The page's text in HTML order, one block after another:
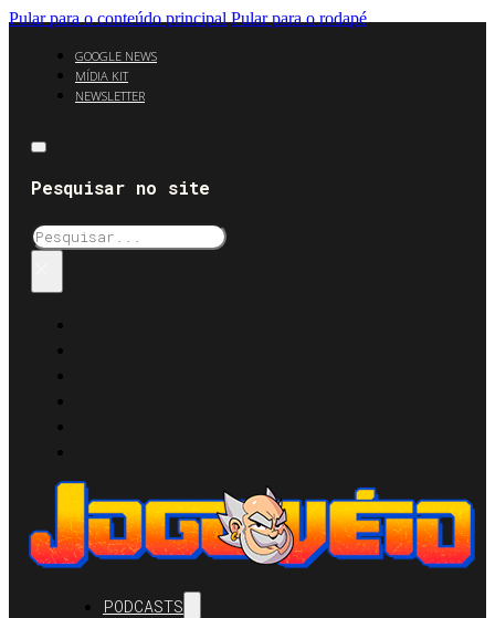
Pular para o conteúdo principal Pular para o rodapé
GOOGLE NEWS
MÍDIA KIT
NEWSLETTER
Pesquisar no site
Pesquisar
PODCASTS